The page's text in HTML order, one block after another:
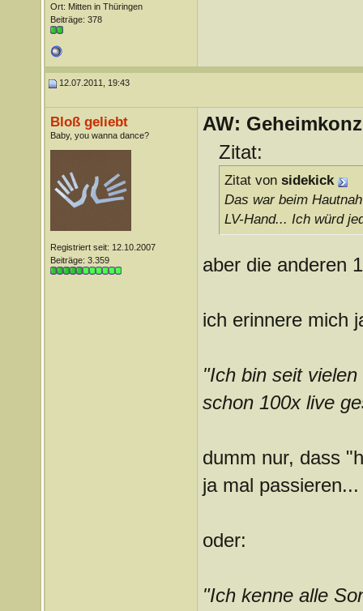
Ort: Mitten in Thüringen
Beiträge: 378
12.07.2011, 19:43
Bloß geliebt
Baby, you wanna dance?
Registriert seit: 12.10.2007
Beiträge: 3.359
AW:
Zitat:
Zitat von sidekick
Das war beim
LV-Hand... Ich würd
aber die anderen
ich erinnere mich
"Ich bin seit
schon 100x live
dumm nur, dass
ja mal passieren...
oder:
"Ich kenne alle